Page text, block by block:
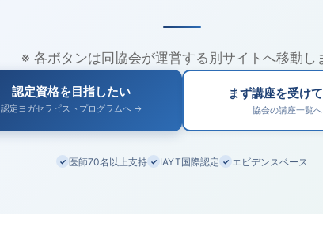
※ 各ボタンは同協会が運営する別サイトへ移動し
認定資格を目指したい
認定ヨガセラピストプログラムへ →
まず講座を受け
協会の講座一覧
✓ 医師70名以上支持 ✓ IAYT国際認定 ✓ エビデンスベース